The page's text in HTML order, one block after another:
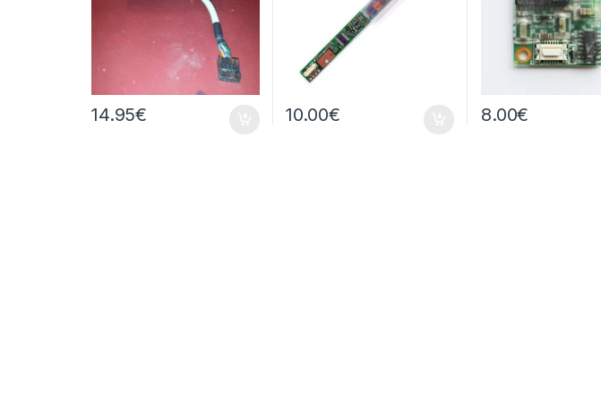
14.95€ 10.00€ 8.00€